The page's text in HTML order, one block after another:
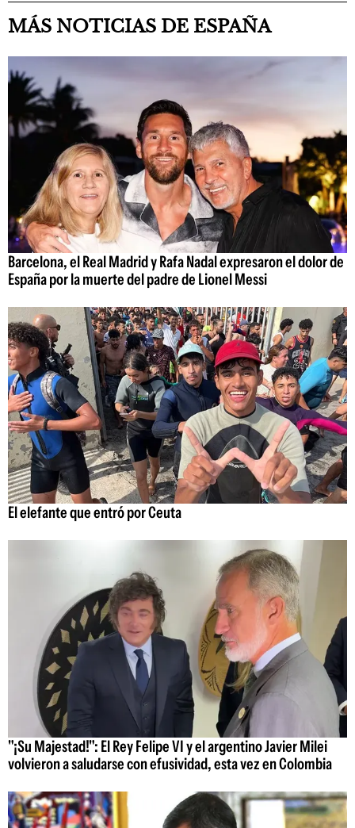
MÁS NOTICIAS DE ESPAÑA
Barcelona, el Real Madrid y Rafa Nadal expresaron el dolor de
España por la muerte del padre de Lionel Messi
El elefante que entró por Ceuta
"¡Su Majestad!": El Rey Felipe VI y el argentino Javier Milei
volvieron a saludarse con efusividad, esta vez en Colombia